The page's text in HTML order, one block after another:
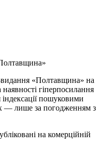
видання «Полтавщина» на
гіперпосилання
індексації пошуковими
— лише за погодженням з
на комерційній